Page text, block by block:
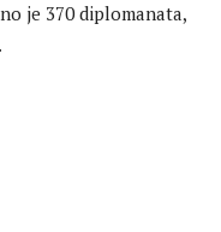
je 370 diplomanata,